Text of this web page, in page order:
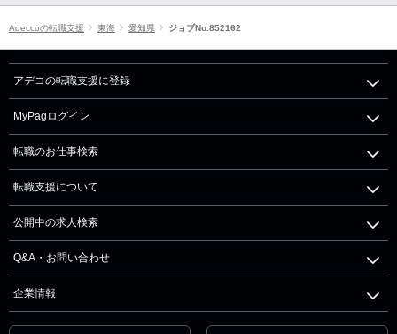
Adeccoの転職支援 東海 愛知県 ジョブNo.852162
アデコの転職支援に登録
MyPagログイン
転職のお仕事検索
転職支援について
公開中の求人検索
Q&A・お問い合わせ
企業情報